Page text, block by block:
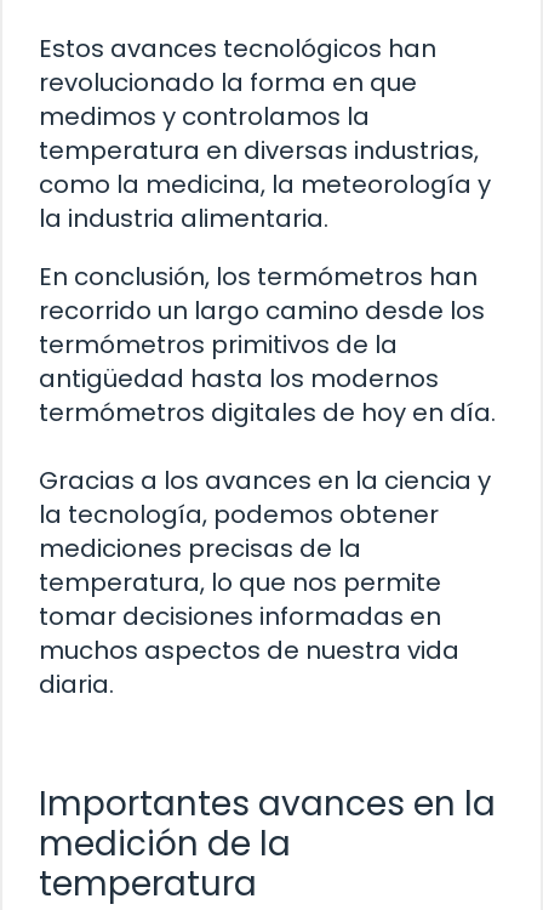
Estos avances tecnológicos han
revolucionado la forma en que
medimos y controlamos la
temperatura en diversas industrias,
como la medicina, la meteorología y
la industria alimentaria.
En conclusión, los termómetros han
recorrido un largo camino desde los
termómetros primitivos de la
antigüedad hasta los modernos
termómetros digitales de hoy en día.
Gracias a los avances en la ciencia y
la tecnología, podemos obtener
mediciones precisas de la
temperatura, lo que nos permite
tomar decisiones informadas en
muchos aspectos de nuestra vida
diaria.
Importantes avances en la
medición de la
temperatura